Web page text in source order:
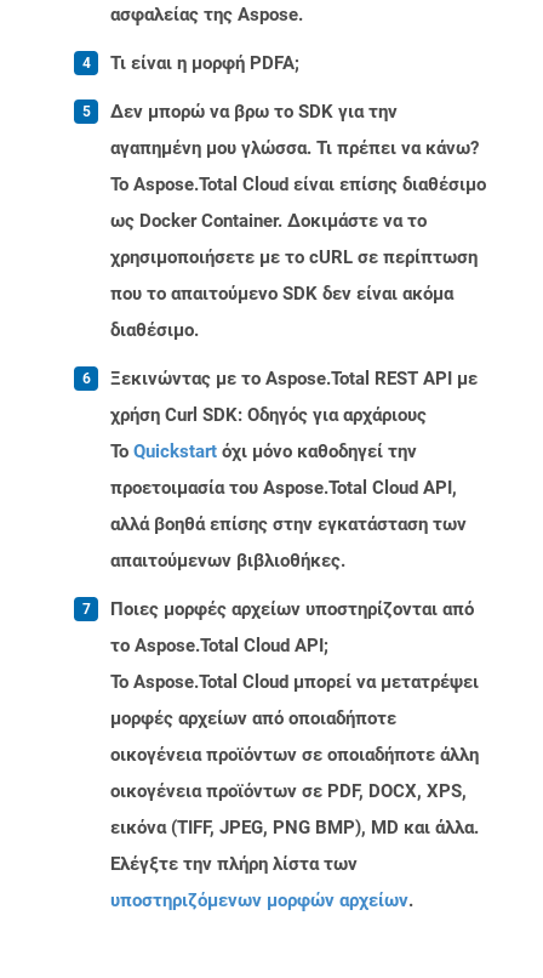
ασφαλείας της Aspose.
Τι είναι η μορφή PDFA;
Δεν μπορώ να βρω το SDK για την
αγαπημένη μου γλώσσα. Τι πρέπει να κάνω?
Το Aspose.Total Cloud είναι επίσης διαθέσιμο
ως Docker Container. Δοκιμάστε να το
χρησιμοποιήσετε με το cURL σε περίπτωση
που το απαιτούμενο SDK δεν είναι ακόμα
διαθέσιμο.
Ξεκινώντας με το Aspose.Total REST API με
χρήση Curl SDK: Οδηγός για αρχάριους
Το Quickstart όχι μόνο καθοδηγεί την
προετοιμασία του Aspose.Total Cloud API,
αλλά βοηθά επίσης στην εγκατάσταση των
απαιτούμενων βιβλιοθήκες.
Ποιες μορφές αρχείων υποστηρίζονται από
το Aspose.Total Cloud API;
Το Aspose.Total Cloud μπορεί να μετατρέψει
μορφές αρχείων από οποιαδήποτε
οικογένεια προϊόντων σε οποιαδήποτε άλλη
οικογένεια προϊόντων σε PDF, DOCX, XPS,
εικόνα (TIFF, JPEG, PNG BMP), MD και άλλα.
Ελέγξτε την πλήρη λίστα των
υποστηριζόμενων μορφών αρχείων.